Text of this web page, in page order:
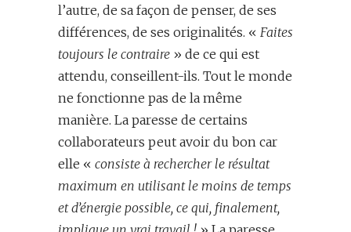
l’autre, de sa façon de penser, de ses
différences, de ses originalités. « Faites
toujours le contraire » de ce qui est
attendu, conseillent-ils. Tout le monde
ne fonctionne pas de la même
manière. La paresse de certains
collaborateurs peut avoir du bon car
elle « consiste à rechercher le résultat
maximum en utilisant le moins de temps
et d’énergie possible, ce qui, finalement,